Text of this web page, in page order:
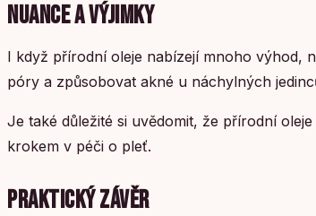
NUANCE A VÝJIMKY
I když přírodní oleje nabízejí mnoho výhod,
póry a způsobovat akné u náchylných
Je také důležité si uvědomit, že přírodní
krokem v péči o pleť.
PRAKTICKÝ ZÁVĚR